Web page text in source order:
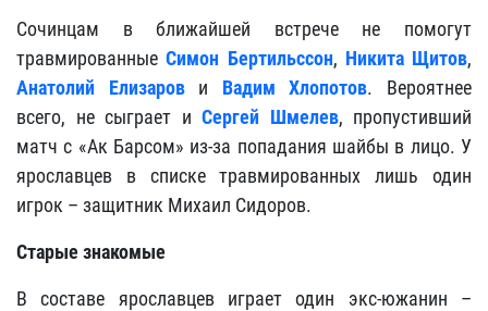
Сочинцам в ближайшей встрече не помогут
травмированныеСимон Бертильссон, Никита Щитов,
Анатолий Елизарови Вадим Хлопотов. Вероятнее
всего, не сыграет и Сергей Шмелев, пропустивший
матч с «Ак Барсом» из-за попадания шайбы в лицо. У
ярославцев в списке травмированных лишь один
игрок – защитник Михаил Сидоров.
Старые знакомые
В составе ярославцев играет один экс-южанин –